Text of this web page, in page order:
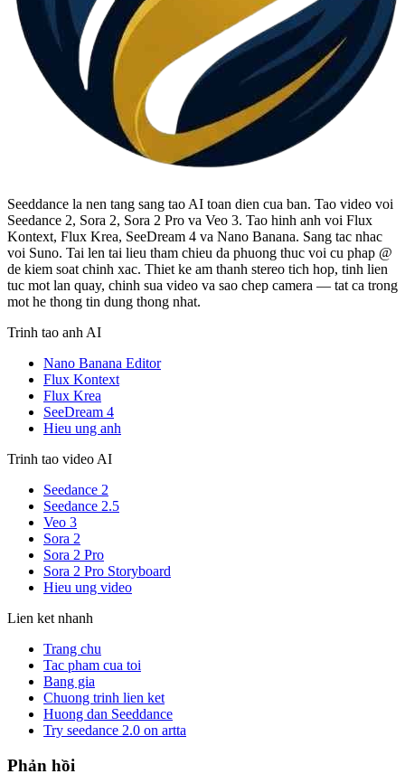
Seeddance la nen tang sang tao AI toan dien cua ban. Tao video voi
Seedance 2, Sora 2, Sora 2 Pro va Veo 3. Tao hinh anh voi Flux
Kontext, Flux Krea, SeeDream 4 va Nano Banana. Sang tac nhac
voi Suno. Tai len tai lieu tham chieu da phuong thuc voi cu phap @
de kiem soat chinh xac. Thiet ke am thanh stereo tich hop, tinh lien
tuc mot lan quay, chinh sua video va sao chep camera — tat ca trong
mot he thong tin dung thong nhat.
Trinh tao anh AI
Nano Banana Editor
Flux Kontext
Flux Krea
SeeDream 4
Hieu ung anh
Trinh tao video AI
Seedance 2
Seedance 2.5
Veo 3
Sora 2
Sora 2 Pro
Sora 2 Pro Storyboard
Hieu ung video
Lien ket nhanh
Trang chu
Tac pham cua toi
Bang gia
Chuong trinh lien ket
Huong dan Seeddance
Try seedance 2.0 on artta
Phản hồi